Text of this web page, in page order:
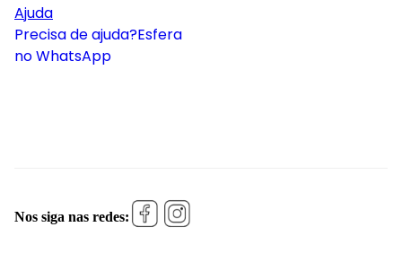
Ajuda
Precisa de ajuda?Esfera
no WhatsApp
Nos siga nas redes: